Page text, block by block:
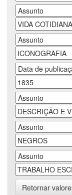
Retornar